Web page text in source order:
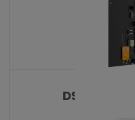
DS-PR501-